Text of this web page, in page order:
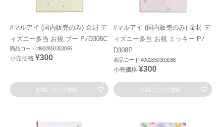
#マルアイ (国内販売のみ) 金封 デ
ィズニー多当 お祝 プー PﾉD308C
商品コード:4902850303095
小売価格 ¥300
お気に入りに登録
#マルアイ (国内販売のみ) 金封 デ
ィズニー多当 お祝 ミッキー Pﾉ
D308P
商品コード:4902850303088
小売価格 ¥300
お気に入りに登録